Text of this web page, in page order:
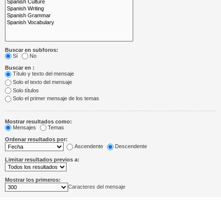
Buscar en subforos:
Sí
No
Buscar en :
Título y texto del mensaje
Solo el texto del mensaje
Solo títulos
Solo el primer mensaje de los temas
Mostrar resultados como:
Mensajes
Temas
Ordenar resultados por:
Ascendente
Descendente
Limitar resultados previos a:
Mostrar los primeros:
Caracteres del mensaje